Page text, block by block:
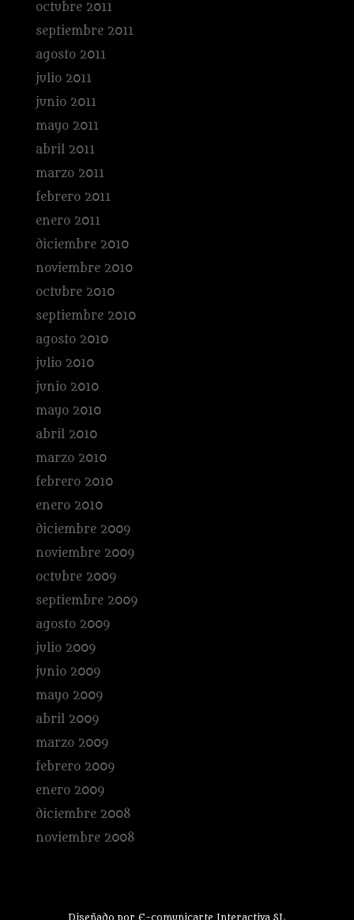
octubre 2011
septiembre 2011
agosto 2011
julio 2011
junio 2011
mayo 2011
abril 2011
marzo 2011
febrero 2011
enero 2011
diciembre 2010
noviembre 2010
octubre 2010
septiembre 2010
agosto 2010
julio 2010
junio 2010
mayo 2010
abril 2010
marzo 2010
febrero 2010
enero 2010
diciembre 2009
noviembre 2009
octubre 2009
septiembre 2009
agosto 2009
julio 2009
junio 2009
mayo 2009
abril 2009
marzo 2009
febrero 2009
enero 2009
diciembre 2008
noviembre 2008
Diseñado por E-comunicarte Interactiva SL